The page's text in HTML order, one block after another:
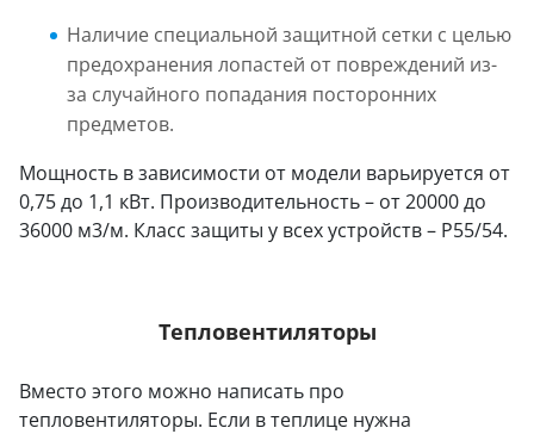
Наличие специальной защитной сетки с целью
предохранения лопастей от повреждений из-
за случайного попадания посторонних
предметов.
Мощность в зависимости от модели варьируется от
0,75 до 1,1 кВт. Производительность – от 20000 до
36000 м3/м. Класс защиты у всех устройств – P55/54.
Тепловентиляторы
Вместо этого можно написать про
тепловентиляторы. Если в теплице нужна